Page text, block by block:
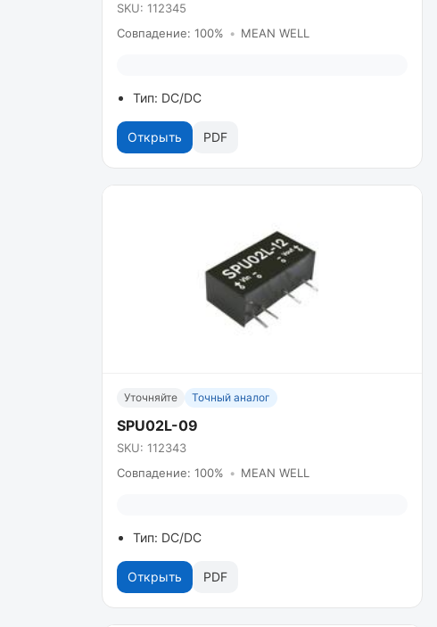
SKU: 112345
Совпадение: 100% • MEAN WELL
Тип: DC/DC
Открыть PDF
Уточняйте Точный аналог
SPU02L-09
SKU: 112343
Совпадение: 100% • MEAN WELL
Тип: DC/DC
Открыть PDF